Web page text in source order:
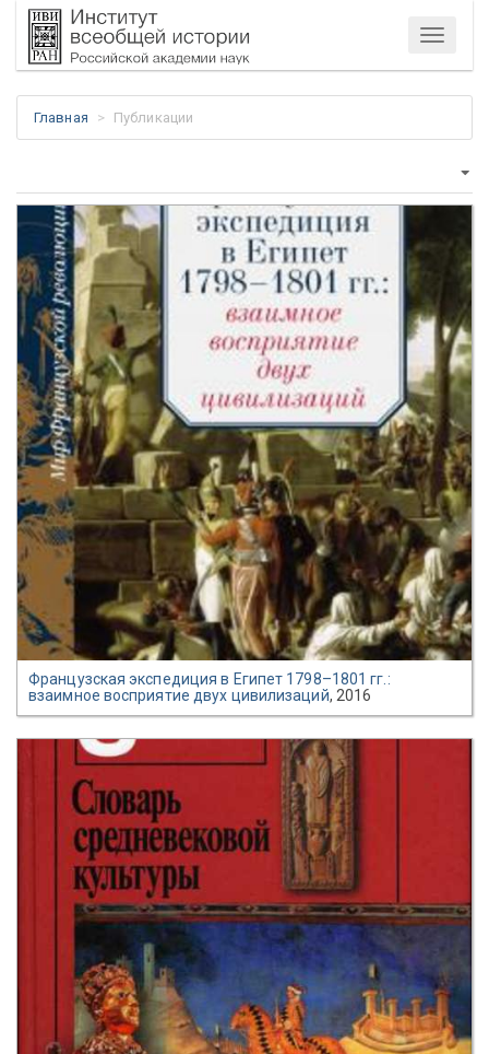
Меню
Главная Публикации
Французская экспедиция в Египет 1798–1801 гг.:
взаимное восприятие двух цивилизаций, 2016